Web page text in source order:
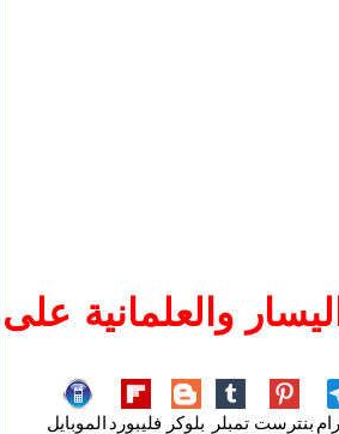
والعلمانية على
بنترست تمبلر بلوكر فليبورد الموبايل